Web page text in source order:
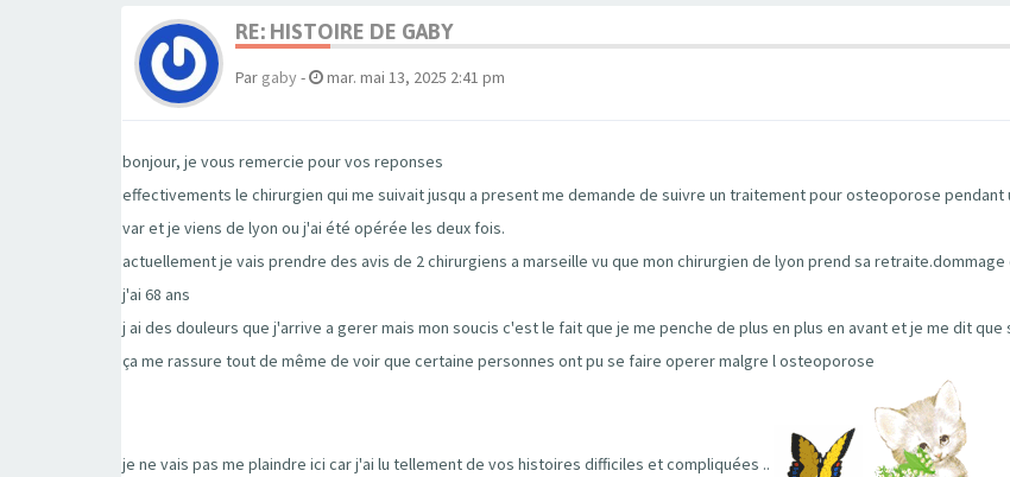
RE: HISTOIRE DE GABY
Par gaby- mar. mai 13, 2025 2:41 pm
bonjour, je vous remercie pour vos reponses
effectivements le chirurgien qui me suivait jusqu a present me demande de suivre un traitement pour osteoporose
var et je viens de lyon ou j'ai été opérée les deux fois.
actuellement je vais prendre des avis de 2 chirurgiens a marseille vu que mon chirurgien de lyon prend sa retraite.dommage
j'ai 68 ans
j ai des douleurs que j'arrive a gerer mais mon soucis c'est le fait que je me penche de plus en plus en avant et je me dit que
ça me rassure tout de même de voir que certaine personnes ont pu se faire operer malgre l osteoporose
je ne vais pas me plaindre ici car j'ai lu tellement de vos histoires difficiles et compliquées ..